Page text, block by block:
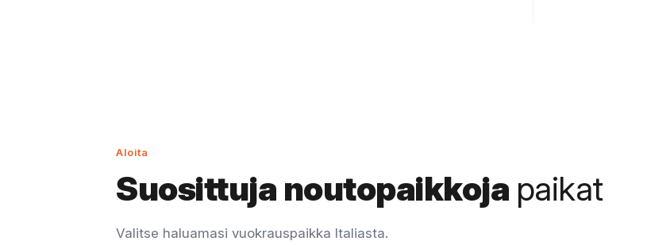
Aloita
Suosittuja noutopaikkoja paikat
Valitse haluamasi vuokrauspaikka Italiasta.